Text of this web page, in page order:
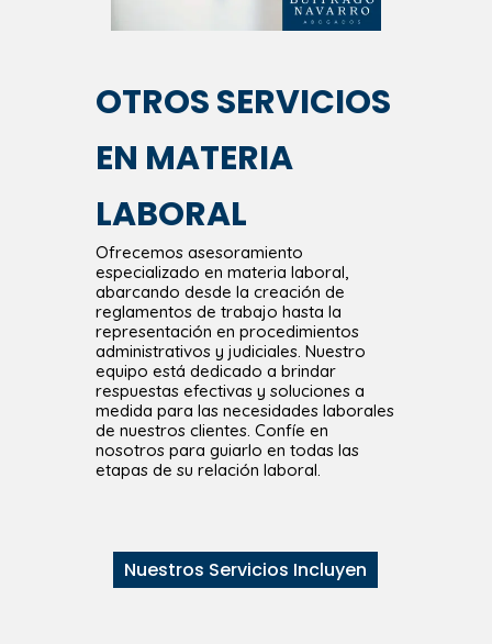
OTROS SERVICIOS
EN MATERIA
LABORAL
Ofrecemos asesoramiento
especializado en materia laboral,
abarcando desde la creación de
reglamentos de trabajo hasta la
representación en procedimientos
administrativos y judiciales. Nuestro
equipo está dedicado a brindar
respuestas efectivas y soluciones a
medida para las necesidades laborales
de nuestros clientes. Confíe en
nosotros para guiarlo en todas las
etapas de su relación laboral.
Nuestros Servicios Incluyen